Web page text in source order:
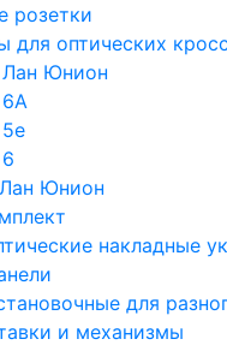
розетки
для оптических
Юнион
Юнион
накладные
для
и механизмы